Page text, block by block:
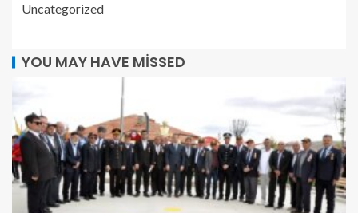
Uncategorized
YOU MAY HAVE MISSED